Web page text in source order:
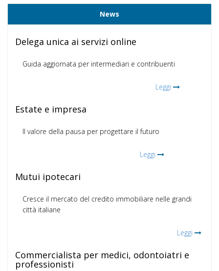
News
Delega unica ai servizi online
Guida aggiornata per intermediari e contribuenti
Leggi
Estate e impresa
Il valore della pausa per progettare il futuro
Leggi
Mutui ipotecari
Cresce il mercato del credito immobiliare nelle grandi
città italiane
Leggi
Commercialista per medici, odontoiatri e
professionisti